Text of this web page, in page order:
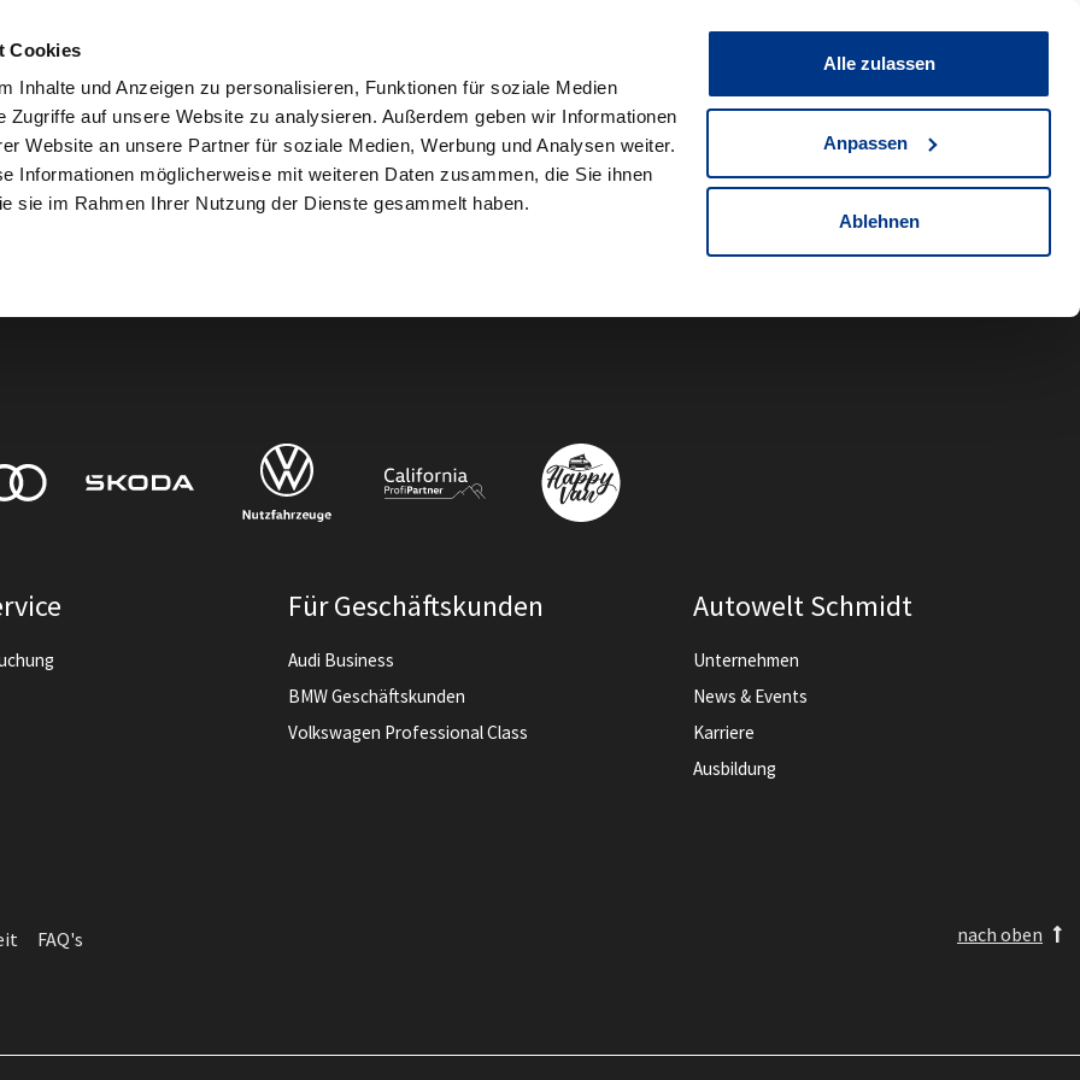
Cookies
Inhalte und Anzeigen zu personalisieren, Funktionen für soziale Medien
Zugriffe auf unsere Website zu analysieren. Außerdem geben wir Informationen
Website an unsere Partner für soziale Medien, Werbung und Analysen weiter.
Informationen möglicherweise mit weiteren Daten zusammen, die Sie ihnen
sie im Rahmen Ihrer Nutzung der Dienste gesammelt haben.
Alle zulassen
Anpassen
Ablehnen
Fahrzeug teilen Merkliste
Für Geschäftskunden
Audi Business
BMW Geschäftskunden
Volkswagen Professional Class
Autowelt Schmidt
Unternehmen
News & Events
Karriere
Ausbildung
FAQ's nach oben